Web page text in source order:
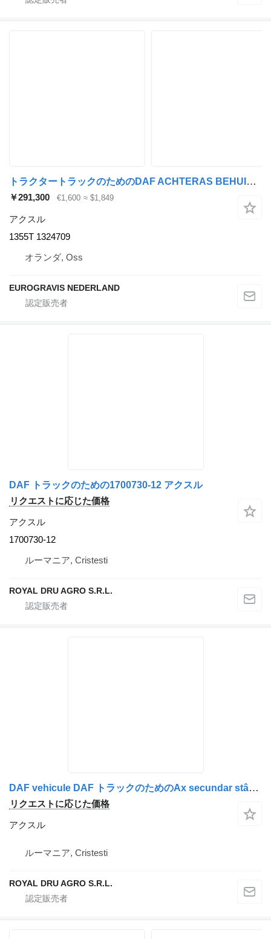
トラクタートラックのためのDAF ACHTERAS BEHUIZING GEBRUIKT 6x4 8x4 1324709 1355T 1324709 アクスル
￥291,300 €1,600 ≈ $1,849
アクスル
1355T 1324709
オランダ, Oss
EUROGRAVIS NEDERLAND
DAF トラックのための1700730-12 アクスル
リクエストに応じた価格
アクスル
1700730-12
ルーマニア, Cristesti
ROYAL DRU AGRO S.R.L.
DAF vehicule DAF トラックのためのAx secundar stânga – Tija de cuplu, cod 1274741/2118348 アクスル
リクエストに応じた価格
アクスル
ルーマニア, Cristesti
ROYAL DRU AGRO S.R.L.